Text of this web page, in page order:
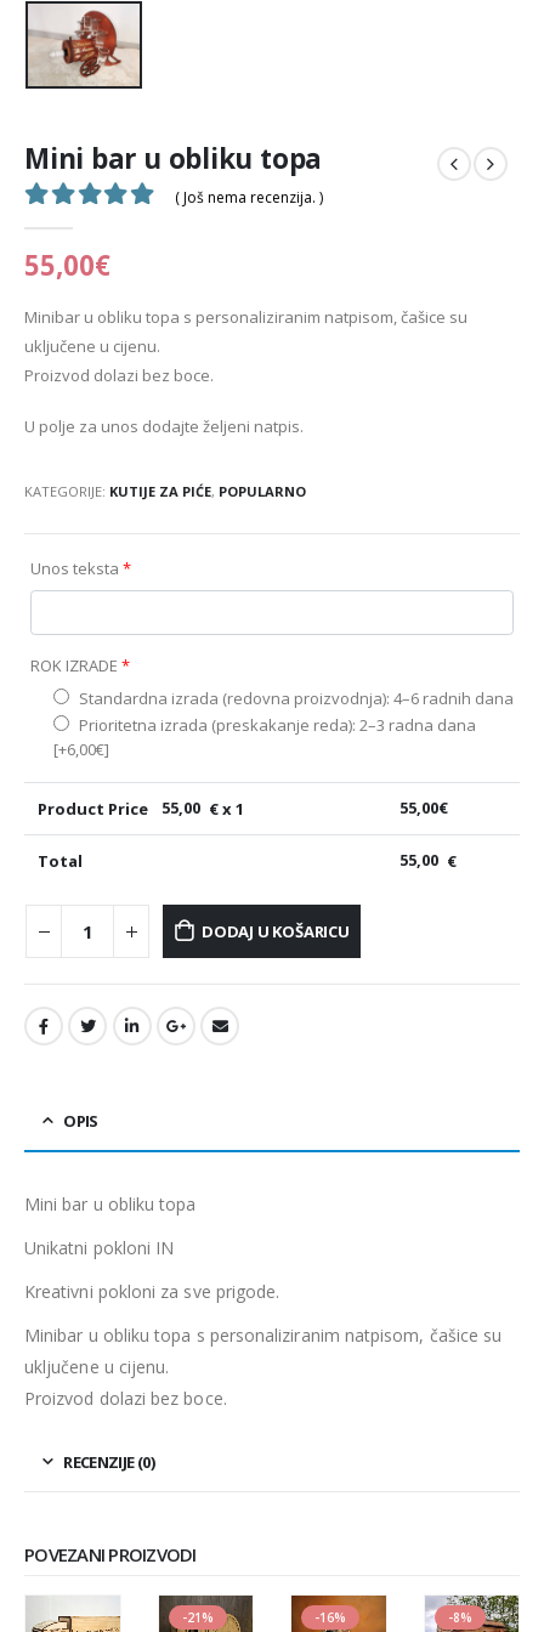
Mini bar u obliku topa
0out of 5
( Još nema recenzija. )
55,00€
Minibar u obliku topa s personaliziranim natpisom, čašice su
uključene u cijenu.
Proizvod dolazi bez boce.
U polje za unos dodajte željeni natpis.
KATEGORIJE: KUTIJE ZA PIĆE, POPULARNO
Unos teksta *
ROK IZRADE *
Standardna izrada (redovna proizvodnja): 4–6 radnih dana
Prioritetna izrada (preskakanje reda): 2–3 radna dana
[+6,00€]
Product Price 55,00 € x 1 55,00€
Total 55,00 €
DODAJ U KOŠARICU
OPIS
Mini bar u obliku topa
Unikatni pokloni IN
Kreativni pokloni za sve prigode.
Minibar u obliku topa s personaliziranim natpisom, čašice su
uključene u cijenu.
Proizvod dolazi bez boce.
RECENZIJE (0)
POVEZANI PROIZVODI
-21% -16% -8%